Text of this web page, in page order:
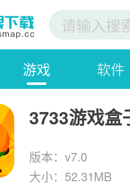
游戏 软件
3733游戏盒
版本：v7.0
大小：52.31MB